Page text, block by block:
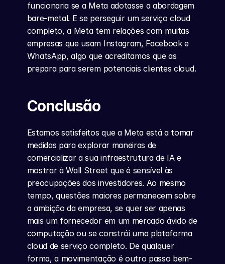
funcionaria se a Meta adotasse a abordagem
bare-metal. E se perseguir um serviço cloud
completo, a Meta tem relações com muitas
empresas que usam Instagram, Facebook e
WhatsApp, algo que acreditamos que as
prepara para serem potenciais clientes cloud.
Conclusão
Estamos satisfeitos que a Meta está a tomar
medidas para explorar maneiras de
comercializar a sua infraestrutura de IA e
mostrar à Wall Street que é sensível às
preocupações dos investidores. Ao mesmo
tempo, questões maiores permanecem sobre
a ambição da empresa, se quer ser apenas
mais um fornecedor em um mercado ávido de
computação ou se constrói uma plataforma
cloud de serviço completo. De qualquer
forma, a movimentação é outro passo bem-